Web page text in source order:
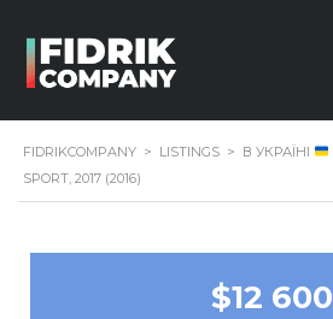
FIDRIKCOMPANY > LISTINGS > В УКРАЇНІ
SPORT, 2017 (2016)
$12 600